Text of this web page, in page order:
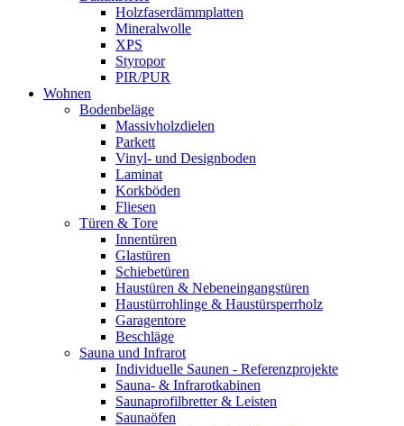
Holzfaserdämmplatten
Mineralwolle
XPS
Styropor
PIR/PUR
Wohnen
Bodenbeläge
Massivholzdielen
Parkett
Vinyl- und Designboden
Laminat
Korkböden
Fliesen
Türen & Tore
Innentüren
Glastüren
Schiebetüren
Haustüren & Nebeneingangstüren
Haustürrohlinge & Haustürsperrholz
Garagentore
Beschläge
Sauna und Infrarot
Individuelle Saunen - Referenzprojekte
Sauna- & Infrarotkabinen
Saunaprofilbretter & Leisten
Saunaöfen